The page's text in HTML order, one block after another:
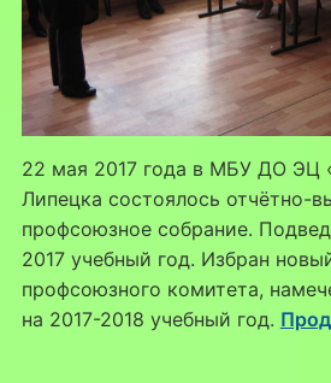
22 мая 2017 года в МБУ ДО ЭЦ
Липецка состоялось отчётно-
профсоюзное собрание.
2017 учебный год. Избран
профсоюзного комитета,
на 2017-2018 учебный год.